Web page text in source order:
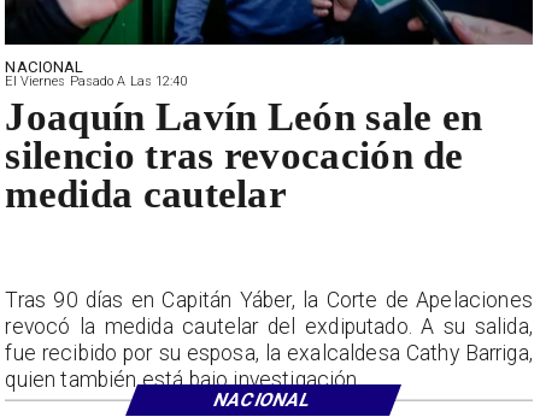
NACIONAL
El Viernes Pasado A Las 12:40
Joaquín Lavín León sale en
silencio tras revocación de
medida cautelar
Tras 90 días en Capitán Yáber, la Corte de Apelaciones
revocó la medida cautelar del exdiputado. A su salida,
fue recibido por su esposa, la exalcaldesa Cathy Barriga,
quien también está bajo investigación.
NACIONAL